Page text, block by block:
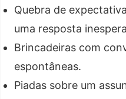
Quebra de
uma resposta
Brincadeiras com
espontâneas.
Piadas sobre um